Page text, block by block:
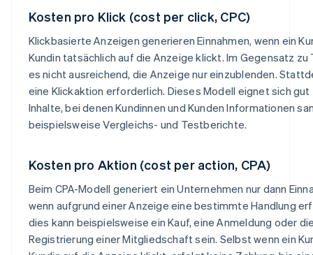
Kosten pro Klick (cost per click, CPC)
Klickbasierte Anzeigen generieren Einnahmen, wenn ein
Kundin tatsächlich auf die Anzeige klickt. Im Gegensatz zu
es nicht ausreichend, die Anzeige nur einzublenden.
eine Klickaktion erforderlich. Dieses Modell eignet sich gut
Inhalte, bei denen Kundinnen und Kunden Informationen
beispielsweise Vergleichs- und Testberichte.
Kosten pro Aktion (cost per action, CPA)
Beim CPA-Modell generiert ein Unternehmen nur dann
wenn aufgrund einer Anzeige eine bestimmte Handlung
dies kann beispielsweise ein Kauf, eine Anmeldung oder
Registrierung einer Mitgliedschaft sein. Selbst wenn ein